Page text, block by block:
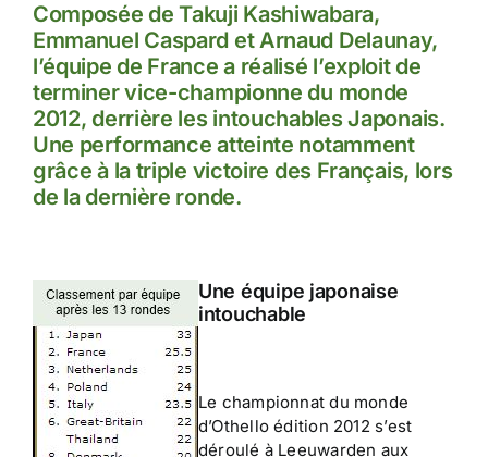
Composée de Takuji Kashiwabara,
Emmanuel Caspard et Arnaud Delaunay,
l’équipe de France a réalisé l’exploit de
terminer vice-championne du monde
2012, derrière les intouchables Japonais.
Une performance atteinte notamment
grâce à la triple victoire des Français, lors
de la dernière ronde.
Une équipe japonaise
intouchable
Le championnat du monde
d’Othello édition 2012 s’est
déroulé à Leeuwarden aux